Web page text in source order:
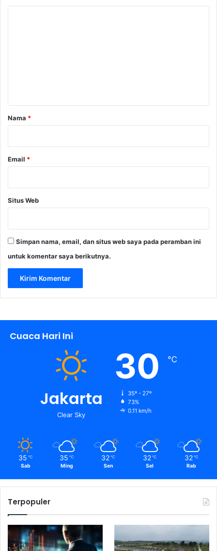
rNama *
Email *
Situs Web
Simpan nama, email, dan situs web saya pada peramban ini
untuk komentar saya berikutnya.
Cuaca Hari Ini
Jakarta
Clear Sky
30 ℃
35º - 27º
73%
0.11 km/h
35 ℃
Sab
35 ℃
Ming
32 ℃
Sen
32 ℃
Sel
32 ℃
Rab
Terpopuler